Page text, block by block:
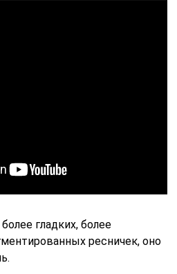
гладких, более
ресничек, оно